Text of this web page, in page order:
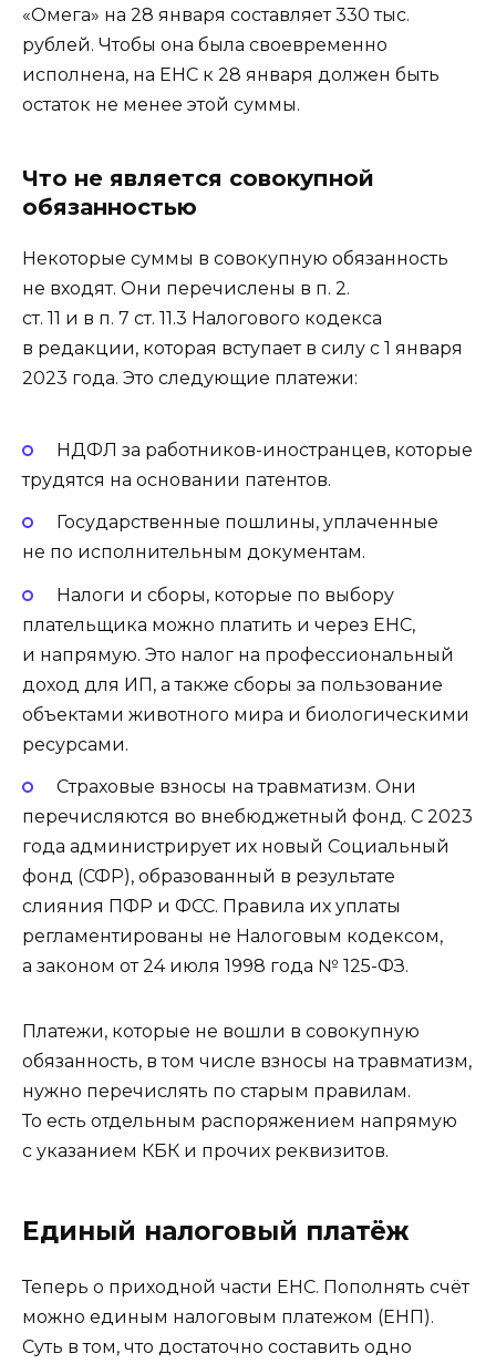
«Омега» на 28 января составляет 330 тыс.
рублей. Чтобы она была своевременно
исполнена, на ЕНС к 28 января должен быть
остаток не менее этой суммы.
Что не является совокупной
обязанностью
Некоторые суммы в совокупную обязанность
не входят. Они перечислены в п. 2.
ст. 11 и в п. 7 ст. 11.3 Налогового кодекса
в редакции, которая вступает в силу с 1 января
2023 года. Это следующие платежи:
НДФЛ за работников-иностранцев, которые
трудятся на основании патентов.
Государственные пошлины, уплаченные
не по исполнительным документам.
Налоги и сборы, которые по выбору
плательщика можно платить и через ЕНС,
и напрямую. Это налог на профессиональный
доход для ИП, а также сборы за пользование
объектами животного мира и биологическими
ресурсами.
Страховые взносы на травматизм. Они
перечисляются во внебюджетный фонд. С 2023
года администрирует их новый Социальный
фонд (СФР), образованный в результате
слияния ПФР и ФСС. Правила их уплаты
регламентированы не Налоговым кодексом,
а законом от 24 июля 1998 года № 125-ФЗ.
Платежи, которые не вошли в совокупную
обязанность, в том числе взносы на травматизм,
нужно перечислять по старым правилам.
То есть отдельным распоряжением напрямую
с указанием КБК и прочих реквизитов.
Единый налоговый платёж
Теперь о приходной части ЕНС. Пополнять счёт
можно единым налоговым платежом (ЕНП).
Суть в том, что достаточно составить одно